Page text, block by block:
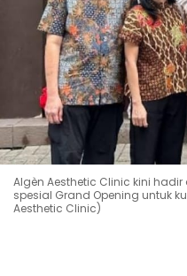
Algèn Aesthetic Clinic kini
spesial Grand Opening untuk
Aesthetic Clinic)